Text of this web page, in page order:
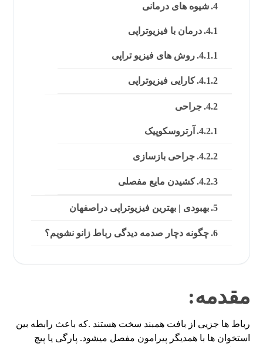
شیوه های درمانی
درمان با فیزیوتراپی
روش های فیزیو تراپی
کارایی فیزیوتراپی
جراحی
آرتروسکوپیک
جراحی بازسازی
کشیدن مایع مفصلی
بهبودی | بهترین فیزیوتراپی دراصفهان
چگونه دچار صدمه دیدگی رباط زانو نشویم؟
مقدمه:
رباط ها جزیی از بافت همبند سخت هستند .که باعث رابطه بین
استخوان ها با همدیگر پیرامون مفصل میشود. پارگی یا پیچ